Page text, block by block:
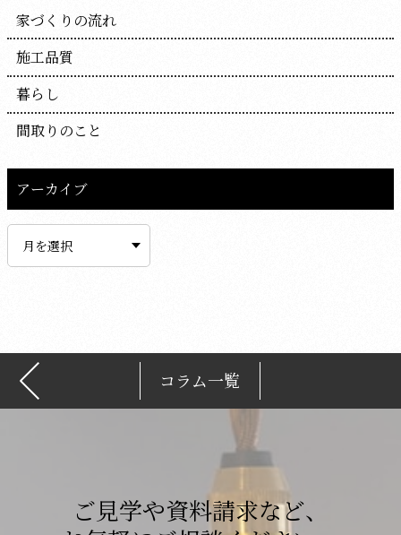
家づくりの流れ
施工品質
暮らし
間取りのこと
アーカイブ
イ
コラム一覧
ご見学や資料請求など、